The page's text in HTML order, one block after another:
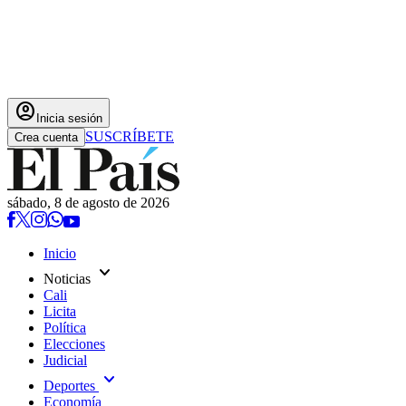
account_circle Inicia sesión
Crea cuenta SUSCRÍBETE
sábado, 8 de agosto de 2026
Inicio
Noticias expand_more
Cali
Licita
Política
Elecciones
Judicial
Deportes expand_more
Economía